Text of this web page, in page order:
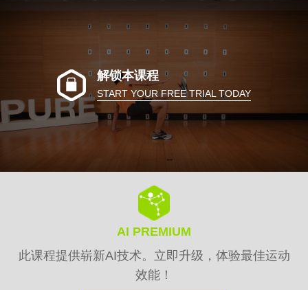
解锁本课程
START YOUR FREE TRIAL TODAY
AI PREMIUM
此课程提供崭新AI技术。立即升级，体验最佳运动
效能！